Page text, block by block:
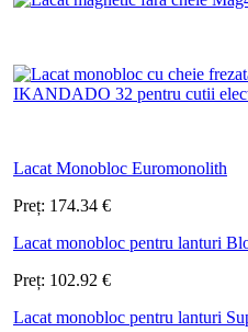
Lacat Monobloc Euromonolith
Preț: 174.34 €
Lacat monobloc pentru lanturi
Preț: 102.92 €
Lacat monobloc pentru lanturi